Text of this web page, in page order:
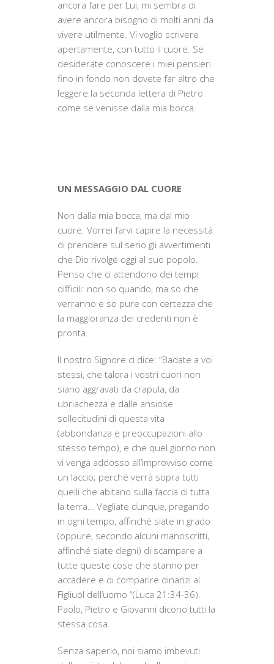
ancora fare per Lui, mi sembra di
avere ancora bisogno di molti anni da
vivere utilmente. Vi voglio scrivere
apertamente, con tutto il cuore. Se
desiderate conoscere i miei pensieri
fino in fondo non dovete far altro che
leggere la seconda lettera di Pietro
come se venisse dalla mia bocca.
UN MESSAGGIO DAL CUORE
Non dalla mia bocca, ma dal mio
cuore. Vorrei farvi capire la necessità
di prendere sul serio gli avvertimenti
che Dio rivolge oggi al suo popolo.
Penso che ci attendono dei tempi
difficili: non so quando, ma so che
verranno e so pure con certezza che
la maggioranza dei credenti non è
pronta.
Il nostro Signore ci dice: “Badate a voi
stessi, che talora i vostri cuori non
siano aggravati da crapula, da
ubriachezza e dalle ansiose
sollecitudini di questa vita
(abbondanza e preoccupazioni allo
stesso tempo), e che quel giorno non
vi venga addosso all’improvviso come
un laccio; perché verrà sopra tutti
quelli che abitano sulla faccia di tutta
la terra… Vegliate dunque, pregando
in ogni tempo, affinché siate in grado
(oppure, secondo alcuni manoscritti,
affinché siate degni) di scampare a
tutte queste cose che stanno per
accadere e di comparire dinanzi al
Figliuol dell’uomo “(Luca 21:34-36).
Paolo, Pietro e Giovanni dicono tutti la
stessa cosa.
Senza saperlo, noi siamo imbevuti